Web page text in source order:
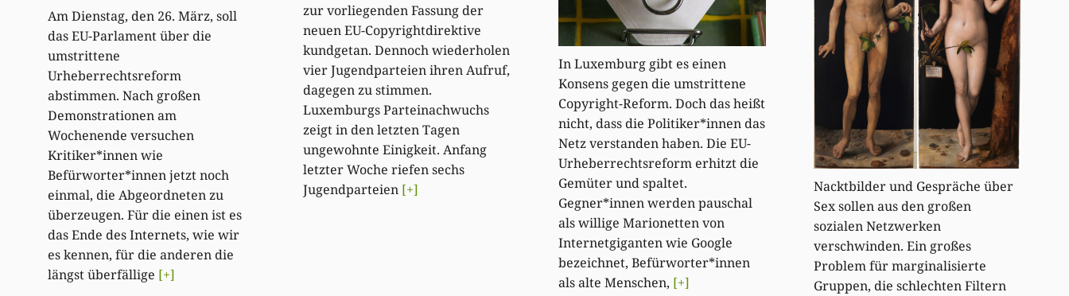
Am Dienstag, den 26. März, soll
das EU-Parlament über die
umstrittene
Urheberrechtsreform
abstimmen. Nach großen
Demonstrationen am
Wochenende versuchen
Kritiker*innen wie
Befürworter*innen jetzt noch
einmal, die Abgeordneten zu
überzeugen. Für die einen ist es
das Ende des Internets, wie wir
es kennen, für die anderen die
längst überfällige [+]
zur vorliegenden Fassung der
neuen EU-Copyrightdirektive
kundgetan. Dennoch wiederholen
vier Jugendparteien ihren Aufruf,
dagegen zu stimmen.
Luxemburgs Parteinachwuchs
zeigt in den letzten Tagen
ungewohnte Einigkeit. Anfang
letzter Woche riefen sechs
Jugendparteien [+]
In Luxemburg gibt es einen
Konsens gegen die umstrittene
Copyright-Reform. Doch das heißt
nicht, dass die Politiker*innen das
Netz verstanden haben. Die EU-
Urheberrechtsreform erhitzt die
Gemüter und spaltet.
Gegner*innen werden pauschal
als willige Marionetten von
Internetgiganten wie Google
bezeichnet, Befürworter*innen
als alte Menschen, [+]
Nacktbilder und Gespräche über
Sex sollen aus den großen
sozialen Netzwerken
verschwinden. Ein großes
Problem für marginalisierte
Gruppen, die schlechten Filtern